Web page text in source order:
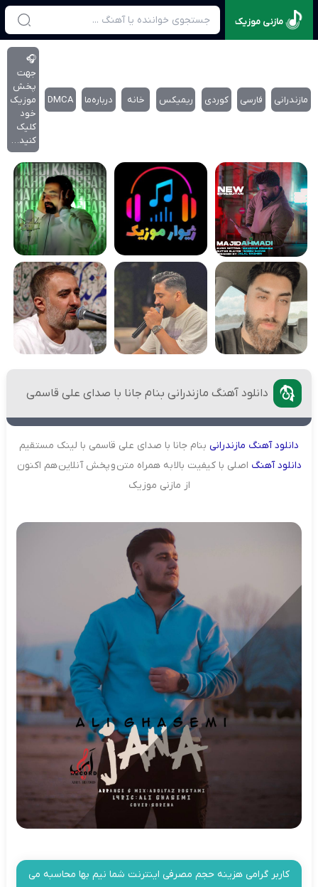
مازنی موزیک
مازندرانی فارسی کوردی ریمیکس خانه درباره‌‌ما DMCA
🎧
جهت
پخش
موزیک
خود
کلیک
کنید…
دانلود آهنگ مازندرانی بنام جانا با صدای علی قاسمی
دانلودآهنگ مازندرانی بنام جانا با صدای علی قاسمی با لینک مستقیم
دانلودآهنگ اصلی با کیفیت بالا به همراه متن و پخش آنلاین هم اکنون
از مازنی موزیک
کاربر گرامی هزینه حجم مصرفی اینترنت شما نیم بها محاسبه می